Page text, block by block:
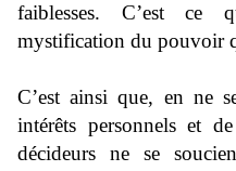
faiblesses. C’est ce
mystification du pouvoir
C’est ainsi que, en ne
intérêts personnels et
décideurs ne se